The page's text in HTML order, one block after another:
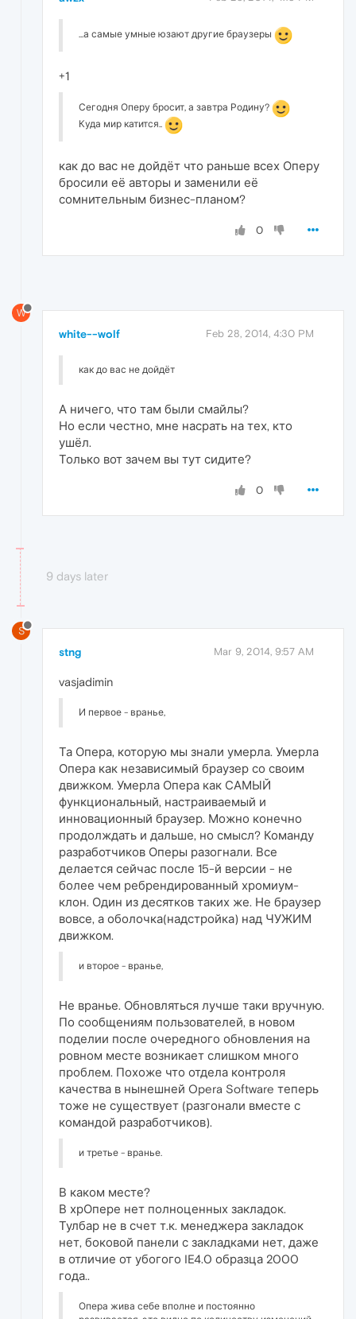
...а самые умные юзают другие браузеры
+1
Сегодня Оперу бросит, а завтра Родину?
Куда мир катится..
как до вас не дойдёт что раньше всех Оперу
бросили её авторы и заменили её
сомнительным бизнес-планом?
0
W
white--wolf Feb 28, 2014, 4:30 PM
как до вас не дойдёт
А ничего, что там были смайлы?
Но если честно, мне насрать на тех, кто
ушёл.
Только вот зачем вы тут сидите?
0
9 days later
S
stng Mar 9, 2014, 9:57 AM
vasjadimin
И первое - вранье,
Та Опера, которую мы знали умерла. Умерла
Опера как независимый браузер со своим
движком. Умерла Опера как САМЫЙ
функциональный, настраиваемый и
инновационный браузер. Можно конечно
продолждать и дальше, но смысл? Команду
разработчиков Оперы разогнали. Все
делается сейчас после 15-й версии - не
более чем ребрендированный хромиум-
клон. Один из десятков таких же. Не браузер
вовсе, а оболочка(надстройка) над ЧУЖИМ
движком.
и второе - вранье,
Не вранье. Обновляться лучше таки вручную.
По сообщениям пользователей, в новом
поделии после очередного обновления на
ровном месте возникает слишком много
проблем. Похоже что отдела контроля
качества в нынешней Opera Software теперь
тоже не существует (разгонали вместе с
командой разработчиков).
и третье - вранье.
В каком месте?
В хрОпере нет полноценных закладок.
Тулбар не в счет т.к. менеджера закладок
нет, боковой панели с закладками нет, даже
в отличие от убогого IE4.0 образца 2000
года..
Опера жива себе вполне и постоянно